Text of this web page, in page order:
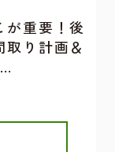
が重要！後
り計画＆